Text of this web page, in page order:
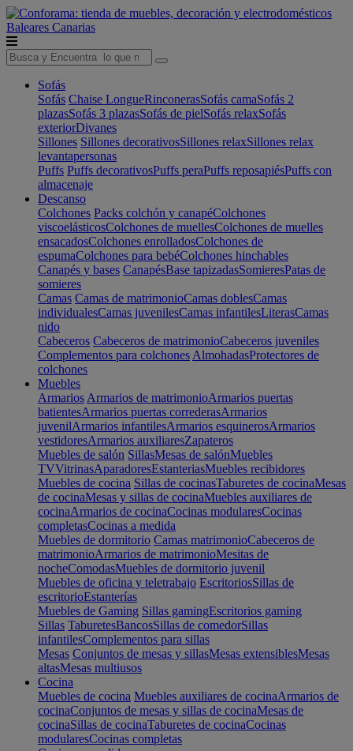
Baleares Canarias
Sofás
Sofás Chaise LongueRinconerasSofás camaSofás 2
plazasSofás 3 plazasSofás de pielSofás relaxSofás
exteriorDivanes
Sillones Sillones decorativosSillones relaxSillones relax
levantapersonas
Puffs Puffs decorativosPuffs peraPuffs reposapiésPuffs con
almacenaje
Descanso
Colchones Packs colchón y canapéColchones
viscoelásticosColchones de muellesColchones de muelles
ensacadosColchones enrolladosColchones de
espumaColchones para bebéColchones hinchables
Canapés y bases CanapésBase tapizadasSomieresPatas de
somieres
Camas Camas de matrimonioCamas doblesCamas
individualesCamas juvenilesCamas infantilesLiterasCamas
nido
Cabeceros Cabeceros de matrimonioCabeceros juveniles
Complementos para colchones AlmohadasProtectores de
colchones
Muebles
Armarios Armarios de matrimonioArmarios puertas
batientesArmarios puertas correderasArmarios
juvenilArmarios infantilesArmarios esquinerosArmarios
vestidoresArmarios auxiliaresZapateros
Muebles de salón SillasMesas de salónMuebles
TVVitrinasAparadoresEstanteriasMuebles recibidores
Muebles de cocina Sillas de cocinasTaburetes de cocinaMesas
de cocinaMesas y sillas de cocinaMuebles auxiliares de
cocinaArmarios de cocinaCocinas modularesCocinas
completasCocinas a medida
Muebles de dormitorio Camas matrimonioCabeceros de
matrimonioArmarios de matrimonioMesitas de
nocheComodasMuebles de dormitorio juvenil
Muebles de oficina y teletrabajo EscritoriosSillas de
escritorioEstanterías
Muebles de Gaming Sillas gamingEscritorios gaming
Sillas TaburetesBancosSillas de comedorSillas
infantilesComplementos para sillas
Mesas Conjuntos de mesas y sillasMesas extensiblesMesas
altasMesas multiusos
Cocina
Muebles de cocina Muebles auxiliares de cocinaArmarios de
cocinaConjuntos de mesas y sillas de cocinaMesas de
cocinaSillas de cocinaTaburetes de cocinaCocinas
modularesCocinas completas